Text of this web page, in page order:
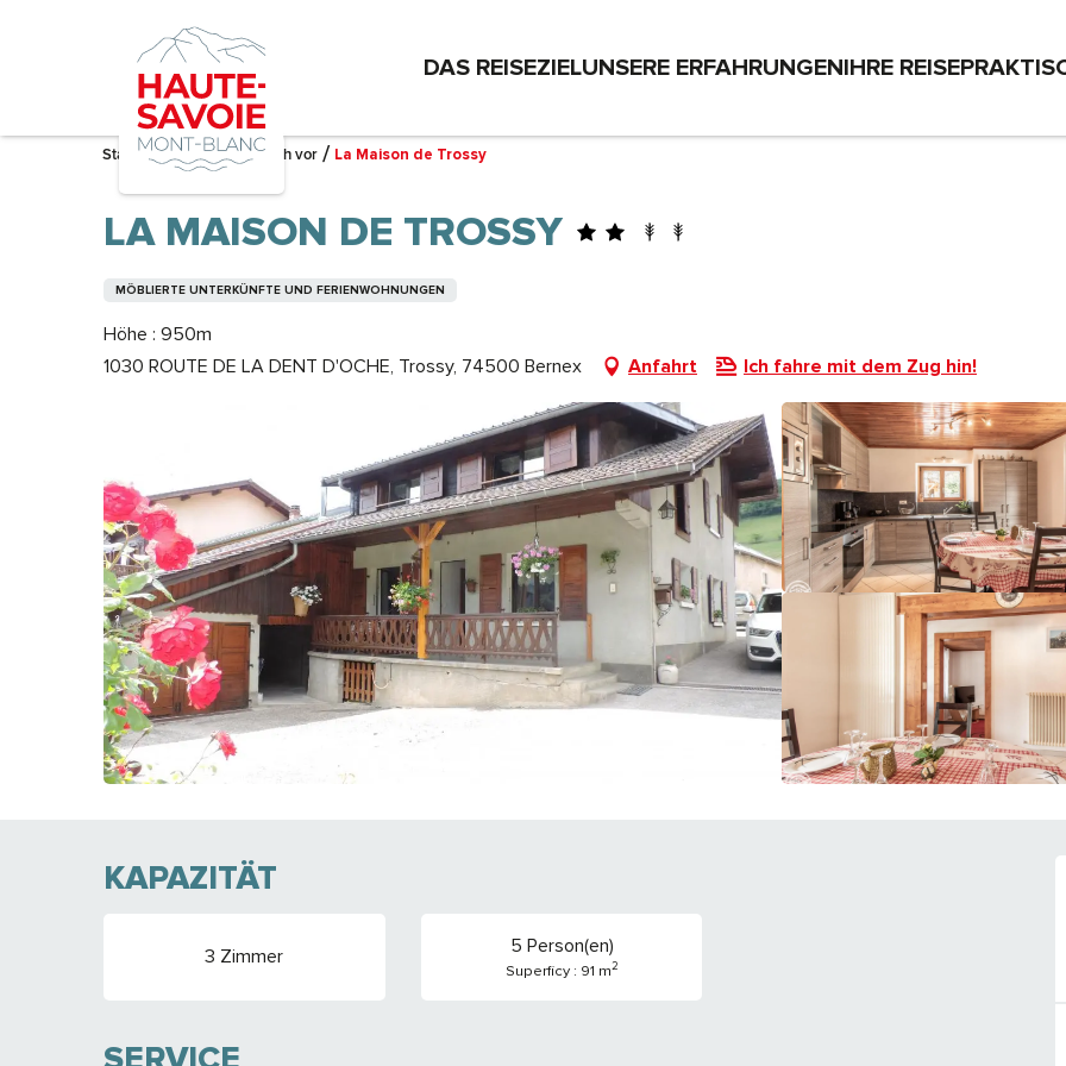
DAS REISEZIELUNSERE ERFAHRUNGENIHRE REISE
Startseite – Ich bereite mich vor La Maison de Trossy
LA MAISON DE TROSSY
MÖBLIERTE UNTERKÜNFTE UND FERIENWOHNUNGEN
Höhe : 950m
1030 ROUTE DE LA DENT D'OCHE, Trossy, 74500 Bernex
Anfahrt Ich fahre mit dem Zug hin!
KAPAZITÄT
3 Zimmer 5 Person(en)
Superficy : 91 m2